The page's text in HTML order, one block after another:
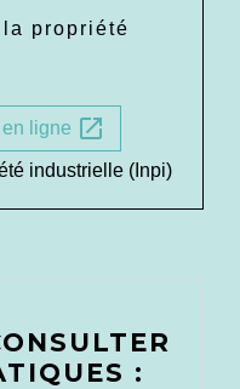
propriété
ligne open_in_new
industrielle (Inpi)
: